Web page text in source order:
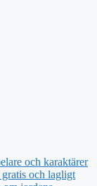
och karaktärer
och lagligt